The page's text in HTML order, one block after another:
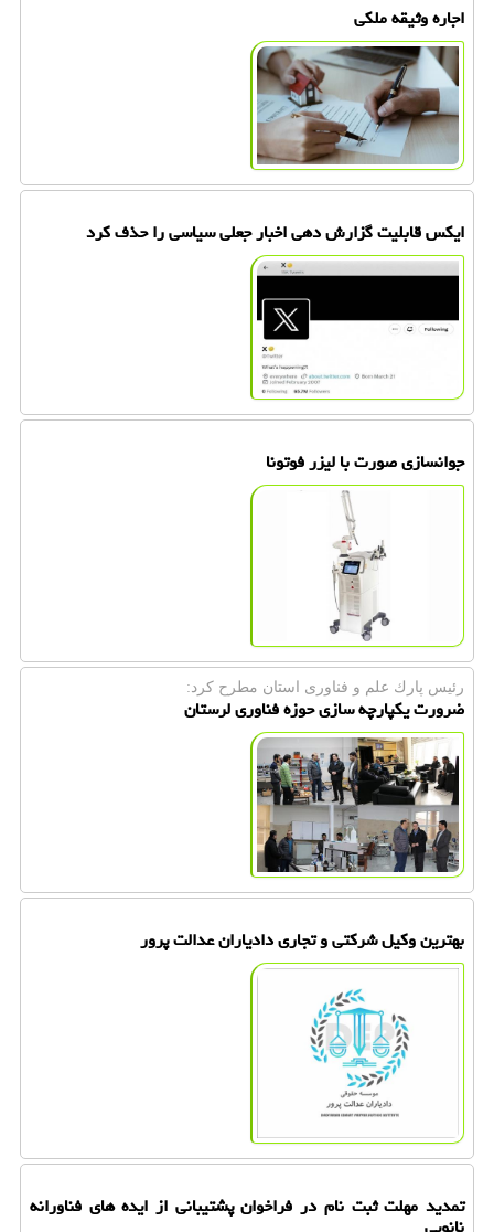
اجاره وثیقه ملکی
ایکس قابلیت گزارش دهی اخبار جعلی سیاسی را حذف کرد
جوانسازی صورت با لیزر فوتونا
رئیس پارك علم و فناوری استان مطرح كرد:
ضرورت یکپارچه سازی حوزه فناوری لرستان
بهترین وکیل شرکتی و تجاری دادیاران عدالت پرور
تمدید مهلت ثبت نام در فراخوان پشتیبانی از ایده های فناورانه